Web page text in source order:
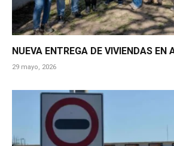
NUEVA ENTREGA DE VIVIENDAS EN
29 mayo, 2026